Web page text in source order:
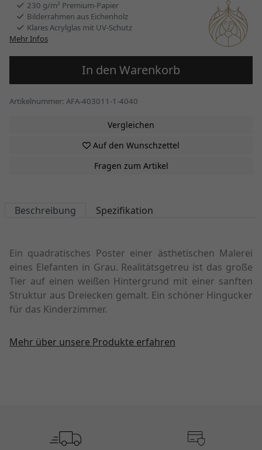
230 g/m² Premium-Papier
Bilderrahmen aus Eichenholz
Klares Acrylglas mit UV-Schutz
Mehr Infos
In den Warenkorb
Artikelnummer: AFA-403011-1-4040
Vergleichen
Auf den Wunschzettel
Fragen zum Artikel
Beschreibung Spezifikation
Ein quadratisches Poster einer ästhetischen Malerei
eines Elefanten in Grau. Realitätsgetreu ist das große
Tier auf einen weißen Hintergrund mit einer sanften
Struktur aus Dreiecken gemalt. Ein schöner Hingucker
für das Kinderzimmer.
Mehr über unsere Produkte erfahren